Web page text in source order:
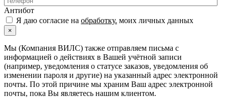
Антибот
Я даю согласие на обработку. моих личных данных
×
Мы (Компания ВИЛС) также отправляем письма с
информацией о действиях в Вашей учётной записи
(например, уведомления о статусе заказов, уведомления об
изменении пароля и другие) на указанный адрес электронной
почты. По этой причине мы храним Ваш адрес электронной
почты, пока Вы являетесь нашим клиентом.